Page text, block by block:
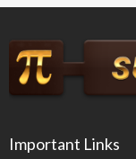
Important Links